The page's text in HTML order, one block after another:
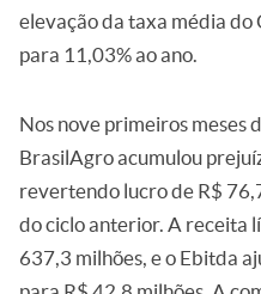
elevação da taxa média do
para 11,03% ao ano.
Nos nove primeiros meses
BrasilAgro acumulou
revertendo lucro de R$
do ciclo anterior. A receita
637,3 milhões, e o Ebitda